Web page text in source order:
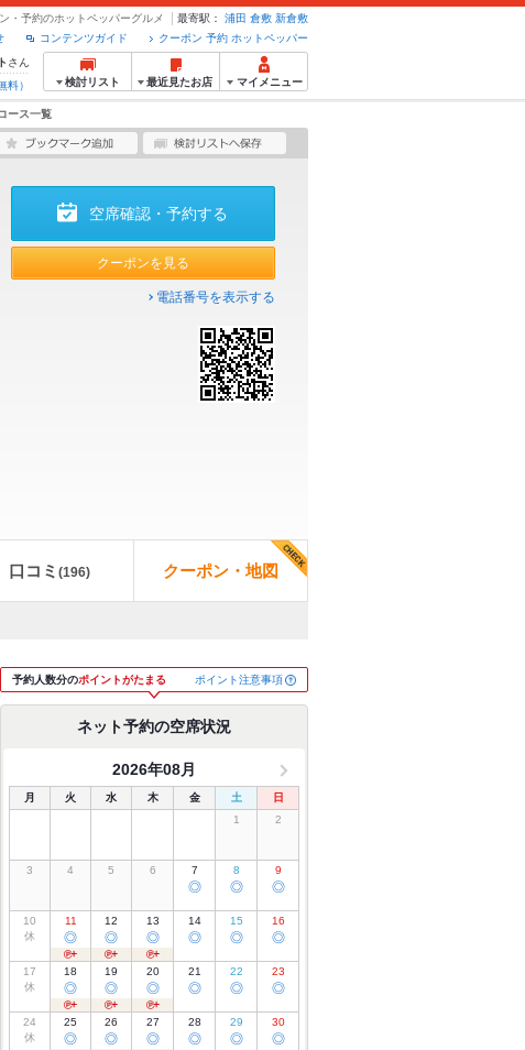
・予約のホットペッパーグルメ 最寄駅： 浦田 倉敷 新倉敷
クーポン 予約 ホットペッパー
コンテンツガイド
さん
料）
検討リスト 最近見たお店 マイメニュー
ース一覧
空席確認・予約する
クーポンを見る
電話番号を表示する
口コミ (196) クーポン・地図
予約人数分のポイントがたまる ポイント注意事項
ネット予約の空席状況
2026年08月
月 火 水 木 金 土
日
1
2
3 4 5 6 7
◎
8
◎
9
◎
10
休
11
◎
12
◎
13
◎
14
◎
15
◎
16
◎
17
休
18
◎
19
◎
20
◎
21
◎
22
◎
23
◎
24
休
25
◎
26
◎
27
◎
28
◎
29
◎
30
◎